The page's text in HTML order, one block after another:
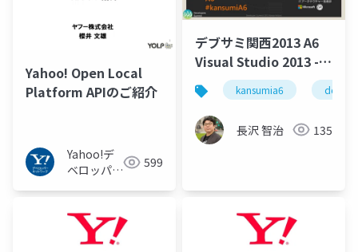
Yahoo! Open Local
Platform APIのご紹介
Yahoo!デ
ベロッパー
599
デブサミ関西2013 A6
Visual Studio 2013 -
Be Agile, Stay Lean...
#kansumiA6
kansumia6 devops
長沢 智治 135